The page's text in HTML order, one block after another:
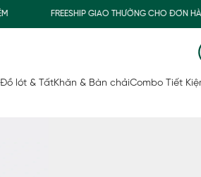
FREESHIP GIAO THƯỜNG CHO ĐƠN
Đồ lót & TấtKhăn & Bàn chảiCombo Tiết